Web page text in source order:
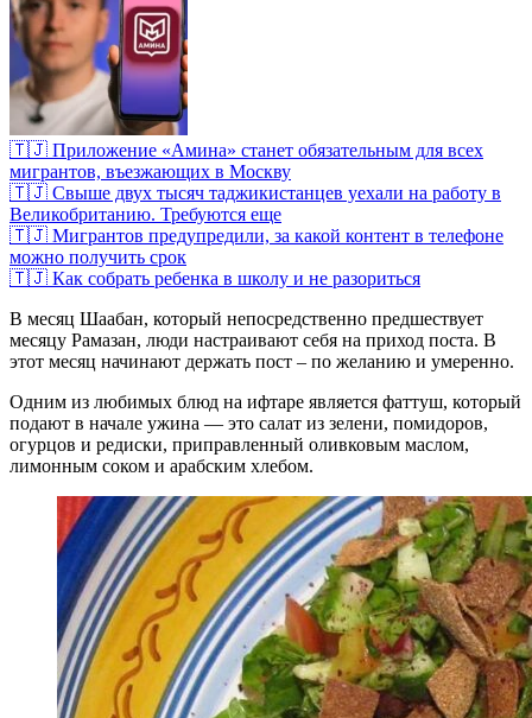
🇹🇯 Приложение «Амина» станет обязательным для всех
мигрантов, въезжающих в Москву
🇹🇯 Свыше двух тысяч таджикистанцев уехали на работу в
Великобританию. Требуются еще
🇹🇯 Мигрантов предупредили, за какой контент в телефоне
можно получить срок
🇹🇯 Как собрать ребенка в школу и не разориться
В месяц Шаабан, который непосредственно предшествует
месяцу Рамазан, люди настраивают себя на приход поста. В
этот месяц начинают держать пост – по желанию и умеренно.
Одним из любимых блюд на ифтаре является фаттуш, который
подают в начале ужина — это салат из зелени, помидоров,
огурцов и редиски, приправленный оливковым маслом,
лимонным соком и арабским хлебом.